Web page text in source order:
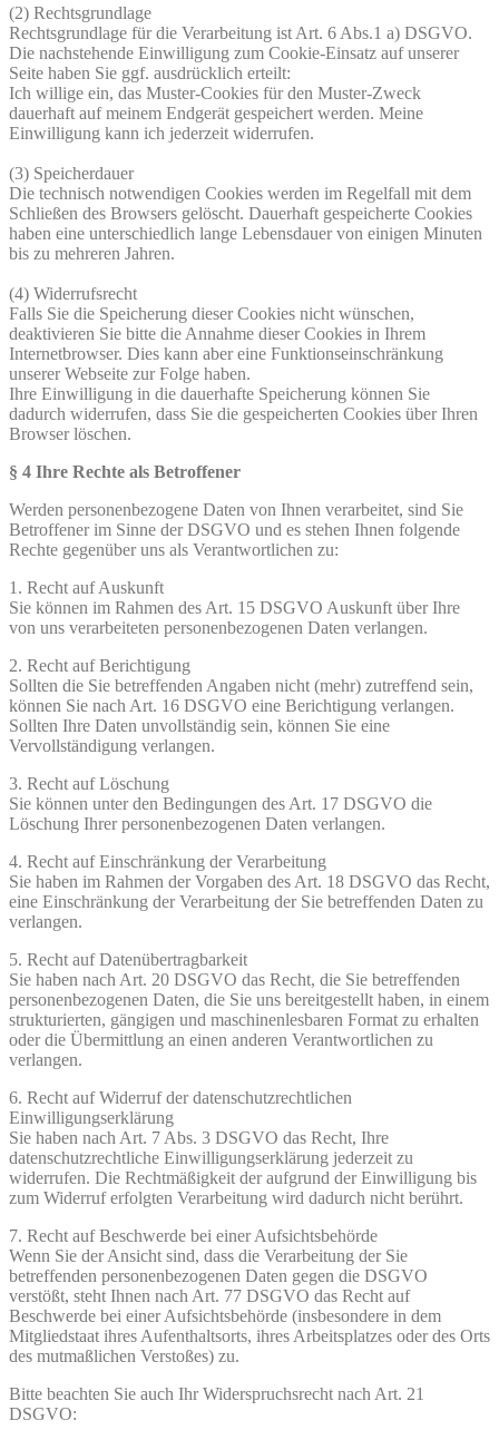
(2) Rechtsgrundlage
Rechtsgrundlage für die Verarbeitung ist Art. 6 Abs.1 a) DSGVO.
Die nachstehende Einwilligung zum Cookie-Einsatz auf unserer
Seite haben Sie ggf. ausdrücklich erteilt:
Ich willige ein, das Muster-Cookies für den Muster-Zweck
dauerhaft auf meinem Endgerät gespeichert werden. Meine
Einwilligung kann ich jederzeit widerrufen.
(3) Speicherdauer
Die technisch notwendigen Cookies werden im Regelfall mit dem
Schließen des Browsers gelöscht. Dauerhaft gespeicherte Cookies
haben eine unterschiedlich lange Lebensdauer von einigen Minuten
bis zu mehreren Jahren.
(4) Widerrufsrecht
Falls Sie die Speicherung dieser Cookies nicht wünschen,
deaktivieren Sie bitte die Annahme dieser Cookies in Ihrem
Internetbrowser. Dies kann aber eine Funktionseinschränkung
unserer Webseite zur Folge haben.
Ihre Einwilligung in die dauerhafte Speicherung können Sie
dadurch widerrufen, dass Sie die gespeicherten Cookies über Ihren
Browser löschen.
§ 4 Ihre Rechte als Betroffener
Werden personenbezogene Daten von Ihnen verarbeitet, sind Sie
Betroffener im Sinne der DSGVO und es stehen Ihnen folgende
Rechte gegenüber uns als Verantwortlichen zu:
1. Recht auf Auskunft
Sie können im Rahmen des Art. 15 DSGVO Auskunft über Ihre
von uns verarbeiteten personenbezogenen Daten verlangen.
2. Recht auf Berichtigung
Sollten die Sie betreffenden Angaben nicht (mehr) zutreffend sein,
können Sie nach Art. 16 DSGVO eine Berichtigung verlangen.
Sollten Ihre Daten unvollständig sein, können Sie eine
Vervollständigung verlangen.
3. Recht auf Löschung
Sie können unter den Bedingungen des Art. 17 DSGVO die
Löschung Ihrer personenbezogenen Daten verlangen.
4. Recht auf Einschränkung der Verarbeitung
Sie haben im Rahmen der Vorgaben des Art. 18 DSGVO das Recht,
eine Einschränkung der Verarbeitung der Sie betreffenden Daten zu
verlangen.
5. Recht auf Datenübertragbarkeit
Sie haben nach Art. 20 DSGVO das Recht, die Sie betreffenden
personenbezogenen Daten, die Sie uns bereitgestellt haben, in einem
strukturierten, gängigen und maschinenlesbaren Format zu erhalten
oder die Übermittlung an einen anderen Verantwortlichen zu
verlangen.
6. Recht auf Widerruf der datenschutzrechtlichen
Einwilligungserklärung
Sie haben nach Art. 7 Abs. 3 DSGVO das Recht, Ihre
datenschutzrechtliche Einwilligungserklärung jederzeit zu
widerrufen. Die Rechtmäßigkeit der aufgrund der Einwilligung bis
zum Widerruf erfolgten Verarbeitung wird dadurch nicht berührt.
7. Recht auf Beschwerde bei einer Aufsichtsbehörde
Wenn Sie der Ansicht sind, dass die Verarbeitung der Sie
betreffenden personenbezogenen Daten gegen die DSGVO
verstößt, steht Ihnen nach Art. 77 DSGVO das Recht auf
Beschwerde bei einer Aufsichtsbehörde (insbesondere in dem
Mitgliedstaat ihres Aufenthaltsorts, ihres Arbeitsplatzes oder des Orts
des mutmaßlichen Verstoßes) zu.
Bitte beachten Sie auch Ihr Widerspruchsrecht nach Art. 21
DSGVO: